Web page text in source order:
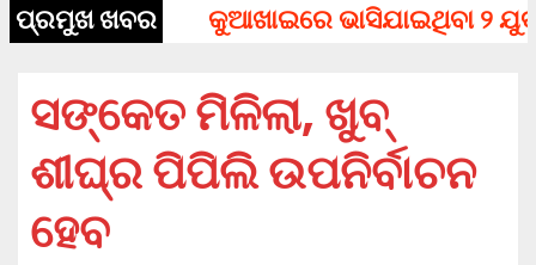
ପ୍ରମୁଖ ଖବର କୁଆଖାଇରେ ଭାସିଯାଇଥିବା ୨
ସଙ୍କେତ ମିଳିଲା, ଖୁବ୍
ଶୀଘ୍ର ପିପିଲି ଉପନିର୍ବାଚନ
ହେବ